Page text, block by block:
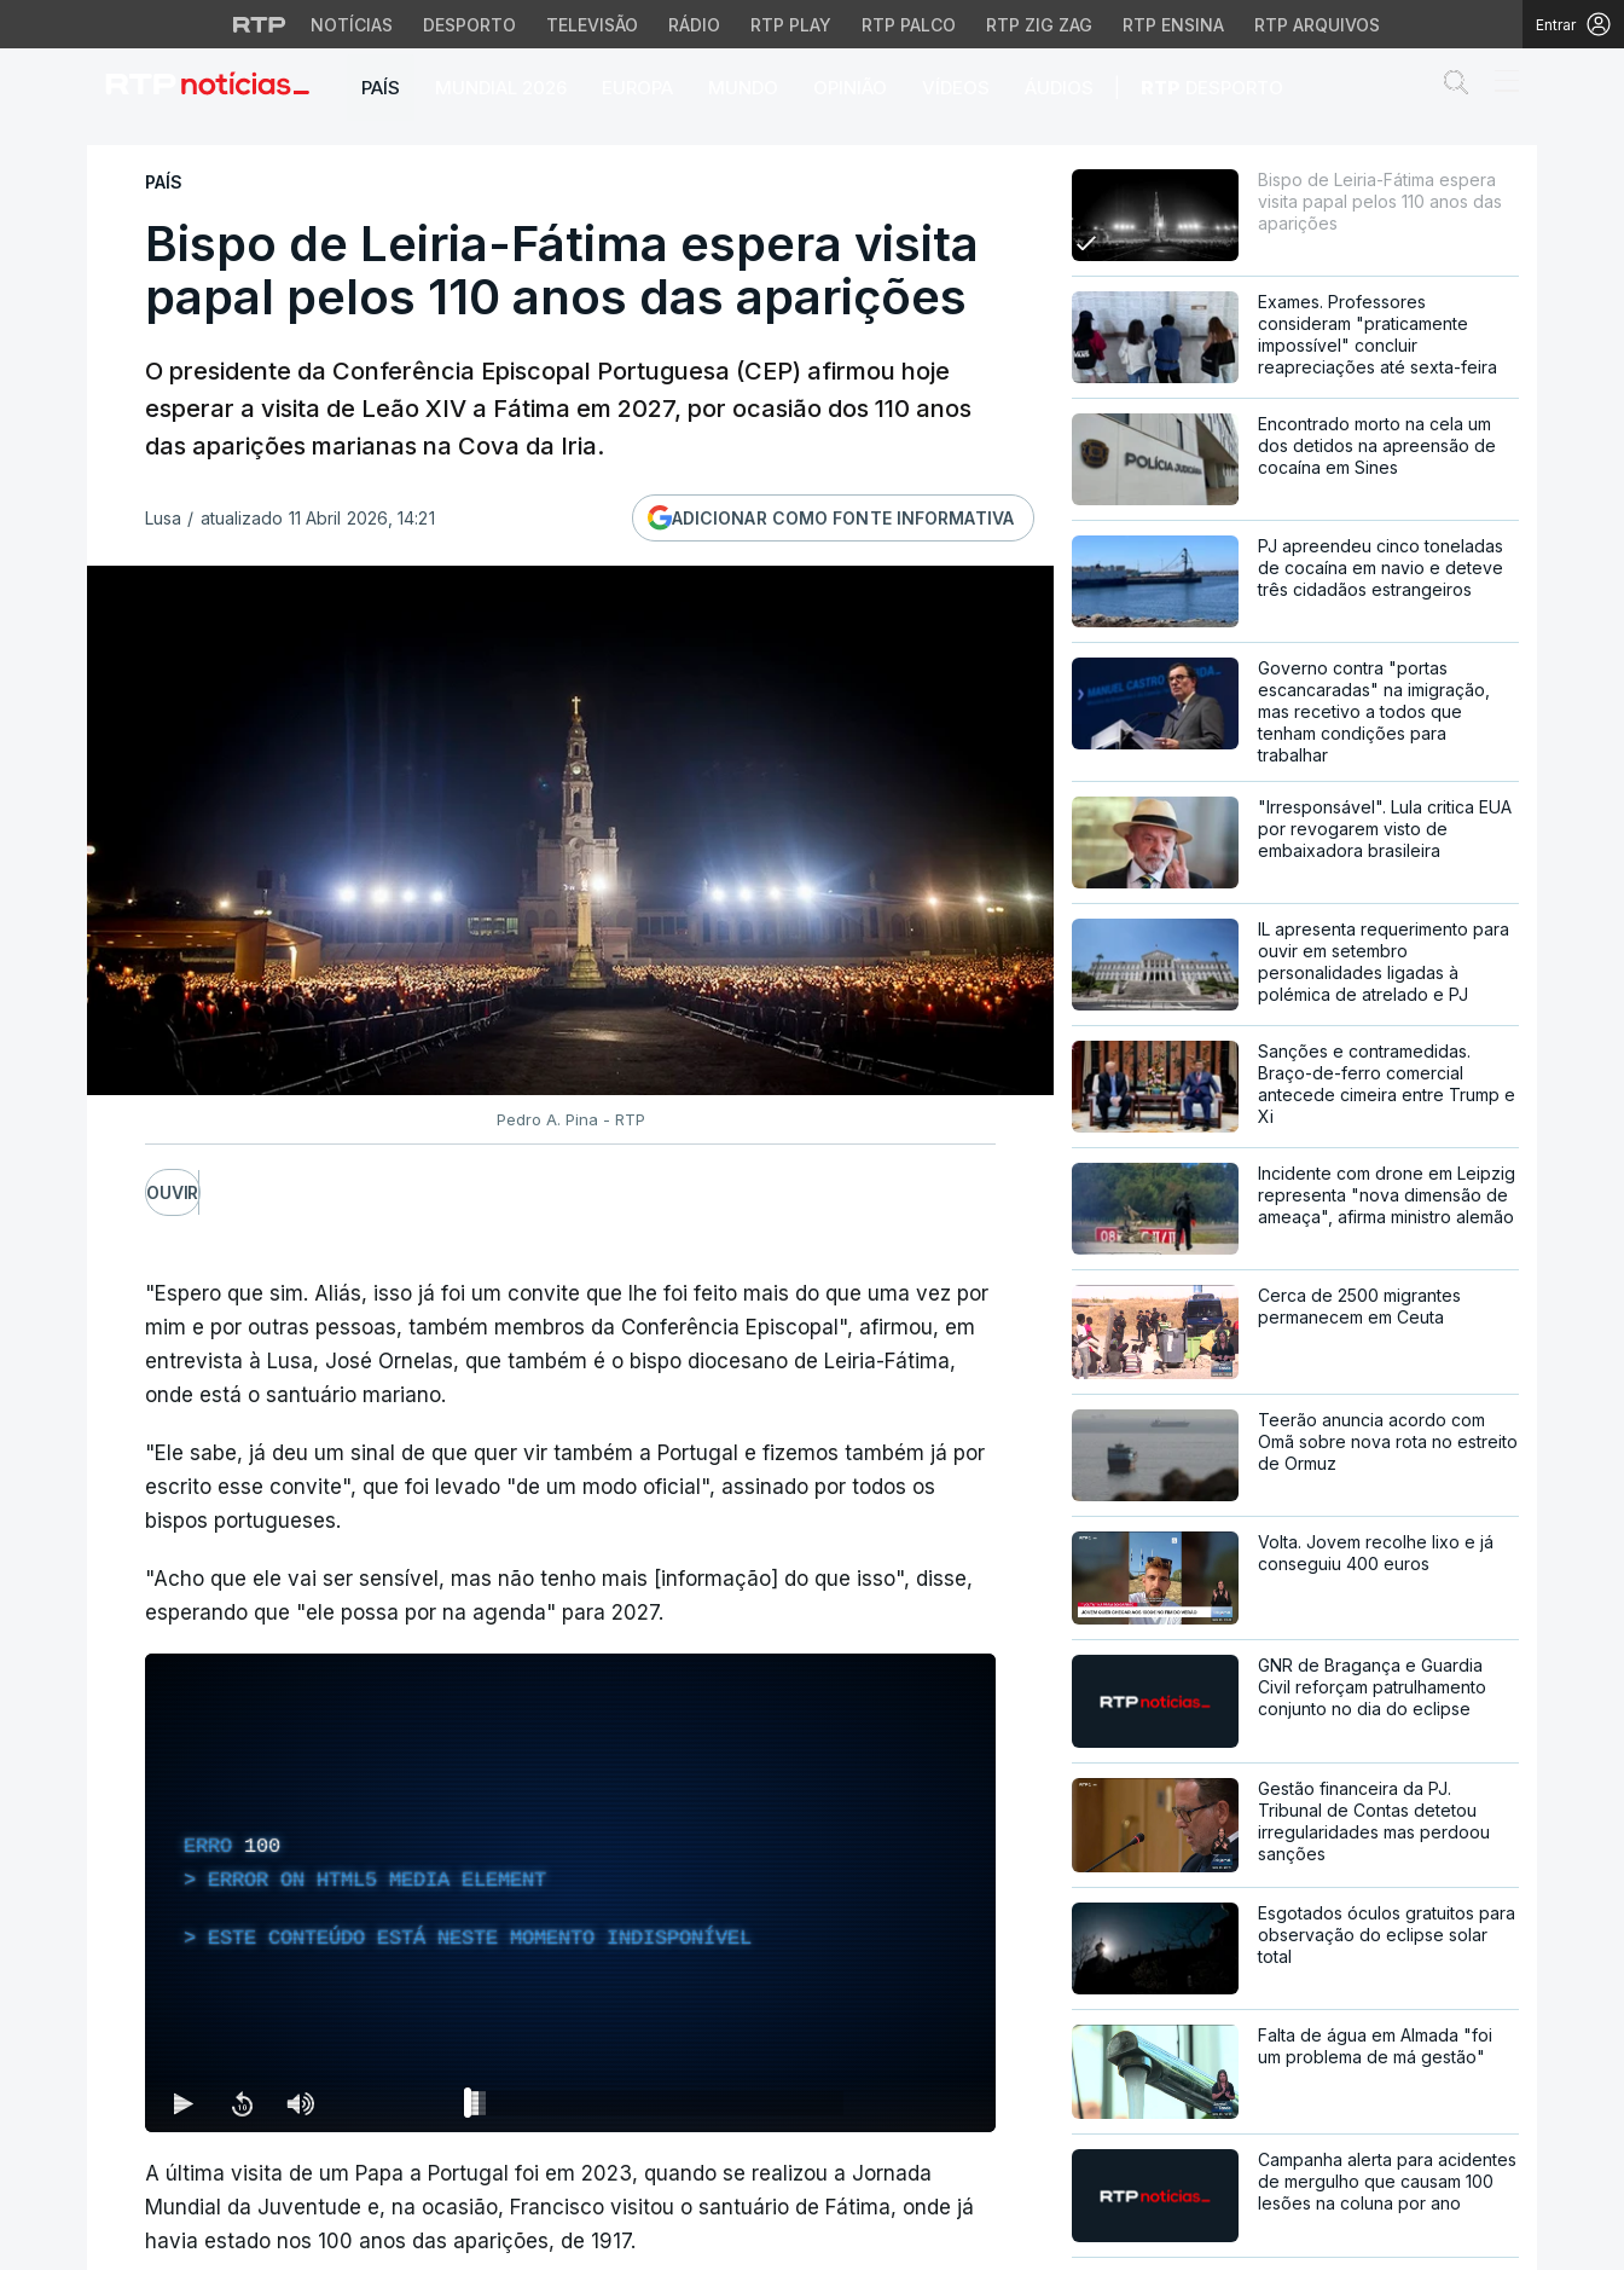
NOTÍCIAS DESPORTO TELEVISÃO RÁDIO RTP PLAY RTP PALCO RTP ZIG ZAG RTP ENSINA RTP ARQUIVOS Entrar
PAÍS
Bispo de Leiria-Fátima espera visita papal pelos 110 anos das
PAÍS
Bispo de Leiria-Fátima espera visita
papal pelos 110 anos das aparições
O presidente da Conferência Episcopal Portuguesa (CEP) afirmou hoje
esperar a visita de Leão XIV a Fátima em 2027, por ocasião dos 110 anos
das aparições marianas na Cova da Iria.
Lusa / atualizado 11 Abril 2026, 14:21 ADICIONAR COMO FONTE INFORMATIVA
Pedro A. Pina - RTP
OUVIR
"Espero que sim. Aliás, isso já foi um convite que lhe foi feito mais do que uma vez por
mim e por outras pessoas, também membros da Conferência Episcopal", afirmou, em
entrevista à Lusa, José Ornelas, que também é o bispo diocesano de Leiria-Fátima,
onde está o santuário mariano.
"Ele sabe, já deu um sinal de que quer vir também a Portugal e fizemos também já por
escrito esse convite", que foi levado "de um modo oficial", assinado por todos os
bispos portugueses.
"Acho que ele vai ser sensível, mas não tenho mais [informação] do que isso", disse,
esperando que "ele possa por na agenda" para 2027.
ERRO 100
ERROR ON HTML5 MEDIA ELEMENT
ESTE CONTEÚDO ESTÁ NESTE MOMENTO INDISPONÍVEL
A última visita de um Papa a Portugal foi em 2023, quando se realizou a Jornada
Mundial da Juventude e, na ocasião, Francisco visitou o santuário de Fátima, onde já
havia estado nos 100 anos das aparições, de 1917.
Bispo de Leiria-Fátima espera
visita papal pelos 110 anos das
aparições
Exames. Professores
consideram "praticamente
impossível" concluir
reapreciações até sexta-feira
Encontrado morto na cela um
dos detidos na apreensão de
cocaína em Sines
PJ apreendeu cinco toneladas
de cocaína em navio e deteve
três cidadãos estrangeiros
Governo contra "portas
escancaradas" na imigração,
mas recetivo a todos que
tenham condições para
trabalhar
"Irresponsável". Lula critica EUA
por revogarem visto de
embaixadora brasileira
IL apresenta requerimento para
ouvir em setembro
personalidades ligadas à
polémica de atrelado e PJ
Sanções e contramedidas.
Braço-de-ferro comercial
antecede cimeira entre Trump e
Xi
Incidente com drone em Leipzig
representa "nova dimensão de
ameaça", afirma ministro alemão
Cerca de 2500 migrantes
permanecem em Ceuta
Teerão anuncia acordo com
Omã sobre nova rota no estreito
de Ormuz
Volta. Jovem recolhe lixo e já
conseguiu 400 euros
GNR de Bragança e Guardia
Civil reforçam patrulhamento
conjunto no dia do eclipse
Gestão financeira da PJ.
Tribunal de Contas detetou
irregularidades mas perdoou
sanções
Esgotados óculos gratuitos para
observação do eclipse solar
total
Falta de água em Almada "foi
um problema de má gestão"
Campanha alerta para acidentes
de mergulho que causam 100
lesões na coluna por ano